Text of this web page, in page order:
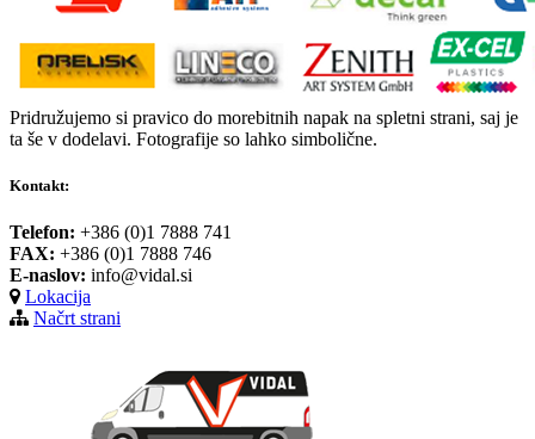
Pridružujemo si pravico do morebitnih napak na spletni strani, saj je
ta še v dodelavi. Fotografije so lahko simbolične.
Kontakt:
Telefon: +386 (0)1 7888 741
FAX: +386 (0)1 7888 746
E-naslov: info@vidal.si
Lokacija
Načrt strani